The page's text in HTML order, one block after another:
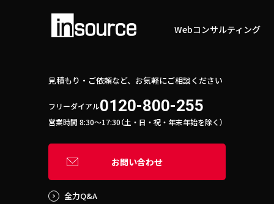
Webコンサルティング
見積もり・ご依頼など、お気軽にご相談ください
フリーダイアル0120-800-255
営業時間 8:30〜17:30（土・日・祝・年末年始を除く）
お問い合わせ
全力Q&A